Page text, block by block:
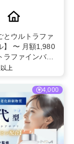
とウルトラファ
】 〜 月額1,980
ラファインバブ
せんか？〜
上
4,000